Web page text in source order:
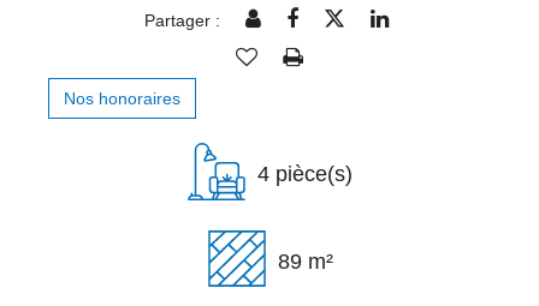
Partager :
Nos honoraires
4 pièce(s)
89 m²